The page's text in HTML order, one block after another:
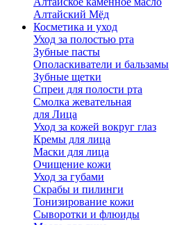
Алтайский Мёд
Косметика и уход
Уход за полостью рта
Зубные пасты
Ополаскиватели и бальзамы
Зубные щетки
Спреи для полости рта
Смолка жевательная
для Лица
Уход за кожей вокруг глаз
Кремы для лица
Маски для лица
Очищение кожи
Уход за губами
Скрабы и пилинги
Тонизирование кожи
Сыворотки и флюиды